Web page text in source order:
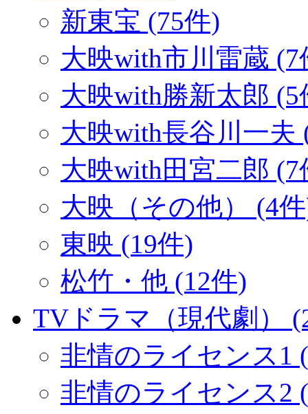
新東宝 (75件)
大映with市川雷蔵 (7
大映with勝新太郎 (5
大映with長谷川一夫
大映with田宮二郎 (7
大映（その他） (4
東映 (19件)
松竹・他 (12件)
TVドラマ（現代劇）
非情のライセンス1
非情のライセンス2